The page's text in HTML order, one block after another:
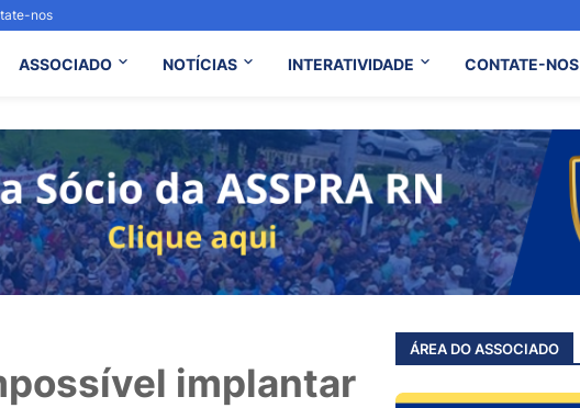
nos
ASSOCIADO NOTÍCIAS INTERATIVIDADE CONTATE-NOS
implantar
ÁREA DO ASSOCIADO